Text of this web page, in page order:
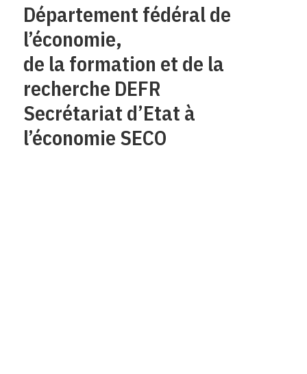
Département fédéral de
l’économie,
de la formation et de la
recherche DEFR
Secrétariat d’Etat à
l’économie SECO